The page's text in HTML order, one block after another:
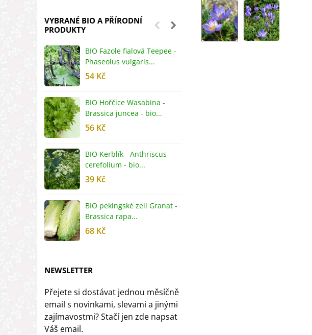
VYBRANÉ BIO A PŘÍRODNÍ
PRODUKTY
BIO Fazole fialová Teepee -
Phaseolus vulgaris...
54 Kč
BIO Hořčice Wasabina -
Brassica juncea - bio...
56 Kč
BIO Kerblík - Anthriscus
cerefolium - bio...
39 Kč
BIO pekingské zelí Granat -
Brassica rapa...
68 Kč
NEWSLETTER
Přejete si dostávat jednou měsíčně
email s novinkami, slevami a jinými
zajímavostmi? Stačí jen zde napsat
Váš email.